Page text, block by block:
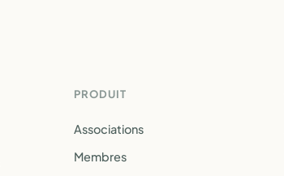
PRODUIT
Associations
Membres